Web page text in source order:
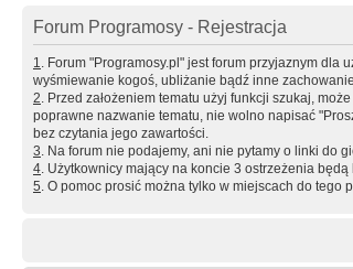
Forum Programosy - Rejestracja
1. Forum "Programosy.pl" jest forum przyjaznym dla
wyśmiewanie kogoś, ubliżanie bądź inne
2. Przed założeniem tematu użyj funkcji szukaj,
poprawne nazwanie tematu, nie wolno napisać
bez czytania jego zawartości.
3. Na forum nie podajemy, ani nie pytamy o linki do
4. Użytkownicy mający na koncie 3 ostrzeżenia
5. O pomoc prosić można tylko w miejscach do tego